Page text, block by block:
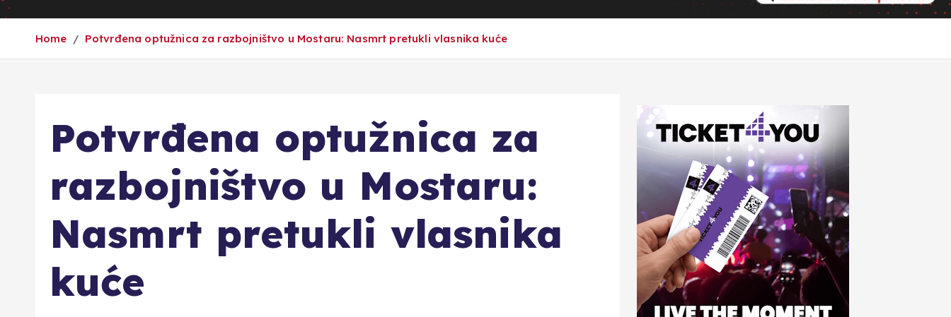
Home Potvrđena optužnica za razbojništvo u Mostaru: Nasmrt pretukli vlasnika kuće
Potvrđena optužnica za
razbojništvo u Mostaru:
Nasmrt pretukli vlasnika
kuće